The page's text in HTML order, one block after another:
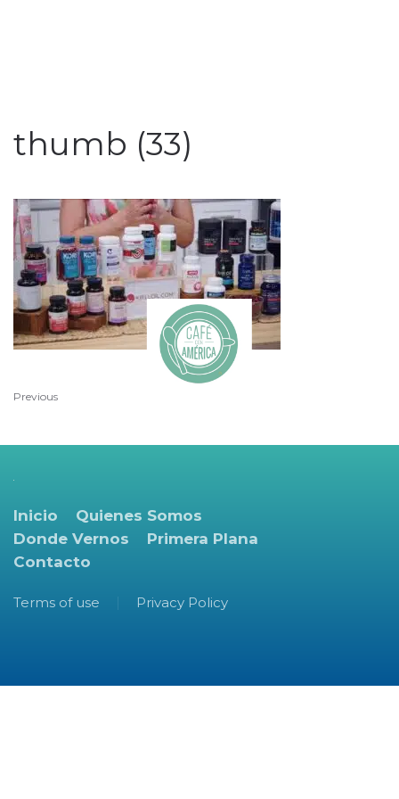
thumb (33)
Previous
Inicio
Quienes Somos
Donde Vernos
Primera Plana
Contacto
Terms of use Privacy Policy